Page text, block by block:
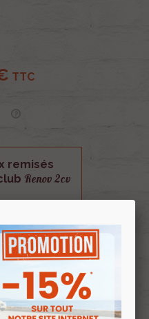
TTC
remisés
Renov 2cv
Renov 2cv
double L=25mm
de culasse foiré.